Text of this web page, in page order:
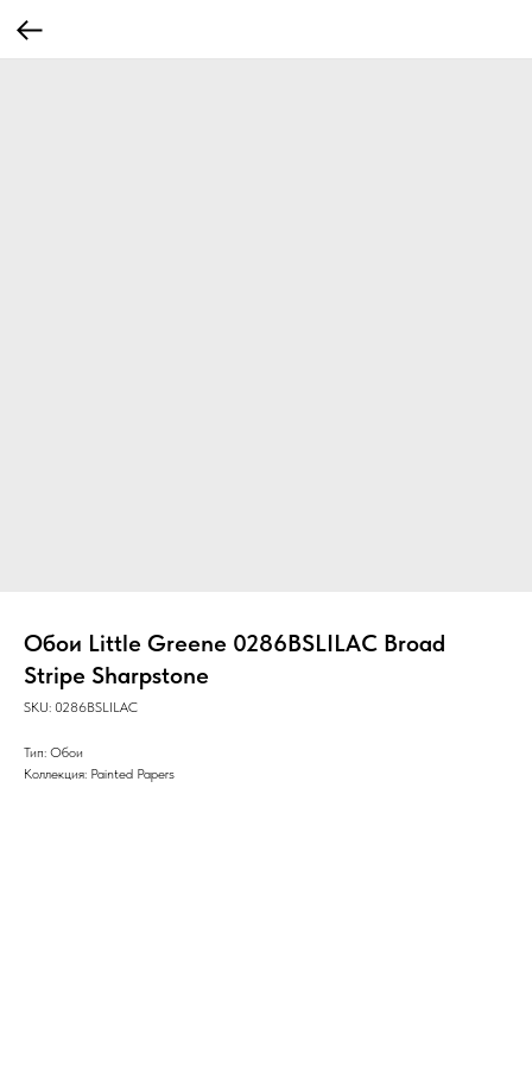
Обои Little Greene 0286BSLILAC Broad
Stripe Sharpstone
SKU: 0286BSLILAC
Тип: Обои
Коллекция: Painted Papers